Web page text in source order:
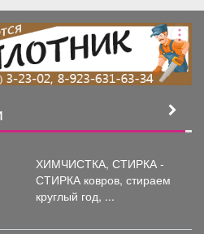
ХИМЧИСТКА, СТИРКА -
СТИРКА ковров, стираем
круглый год, ...